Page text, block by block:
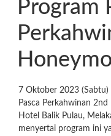
Program
7 Oktober 2023
Pasca Perkahwinan
Hotel Balik Pulau,
menyertai program ini